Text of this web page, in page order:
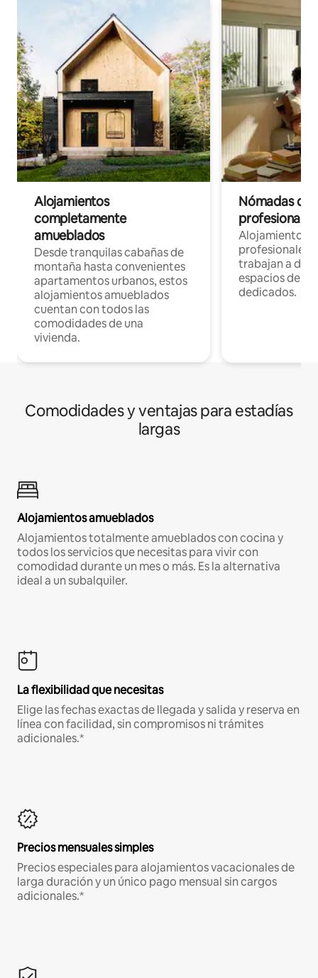
Alojamientos
completamente
amueblados
Desde tranquilas cabañas de
montaña hasta convenientes
apartamentos urbanos, estos
alojamientos amueblados
cuentan con todos las
comodidades de una
vivienda.
Nómadas
Alojamientos
profesionales
trabajan a
espacios de
dedicados.
Comodidades y ventajas para estadías
largas
Alojamientos amueblados
Alojamientos totalmente amueblados con cocina y
todos los servicios que necesitas para vivir con
comodidad durante un mes o más. Es la alternativa
ideal a un subalquiler.
La flexibilidad que necesitas
Elige las fechas exactas de llegada y salida y reserva en
línea con facilidad, sin compromisos ni trámites
adicionales.*
Precios mensuales simples
Precios especiales para alojamientos vacacionales de
larga duración y un único pago mensual sin cargos
adicionales.*